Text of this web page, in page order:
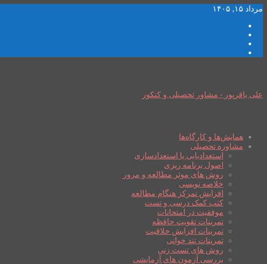
مرداد ۱۵, ۱۴۰۵
علی باقرپور - مشاور تحصیلی و کنکور
همایش‌ها و کارگاه‌ها
مشاوره تحصیلی
استعدادیابی یا استعدادسازی
اصول برنامه ریزی
روش های موثر مطالعه و مرور
خلاصه نویسی
افزایش تمرکز هنگام مطالعه
کتب کمک درسی و تست
موفقیت در امتحانات
تمرینات تقویت حافظه
تمرینات افزایش خلاقیت
تمرینات تند خوانی
روش های تست زنی
بررسی آزمون های آزمایشی